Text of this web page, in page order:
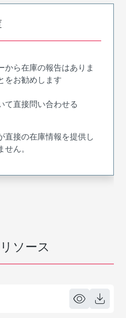
ソース
から在庫の報告はありま
をお勧めします
て直接問い合わせる
直接の在庫情報を提供し
ん。